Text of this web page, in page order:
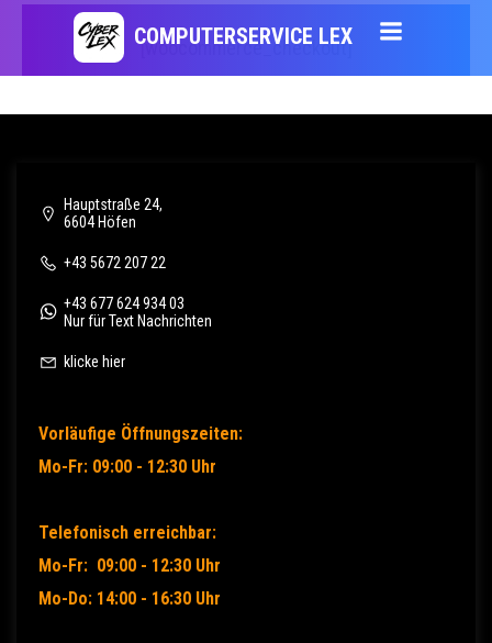
Zum
Inhalt
COMPUTERSERVICE LEX
[woocommerce_checkout]
Hauptstraße 24,
6604 Höfen
+43 5672 207 22
+43 677 624 934 03
Nur für Text Nachrichten
klicke hier
Vorläufige Öffnungszeiten:
Mo-Fr: 09:00 - 12:30 Uhr
Telefonisch erreichbar:
Mo-Fr: 09:00 - 12:30 Uhr
Mo-Do: 14:00 - 16:30 Uhr